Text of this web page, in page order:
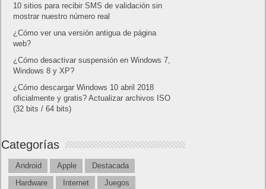
10 sitios para recibir SMS de validación sin
mostrar nuestro número real
¿Cómo ver una versión antigua de página
web?
¿Cómo desactivar suspensión en Windows 7,
Windows 8 y XP?
¿Cómo descargar Windows 10 abril 2018
oficialmente y gratis? Actualizar archivos ISO
(32 bits / 64 bits)
Categorías
Android Apple
Destacada
Hardware
Internet
Juegos